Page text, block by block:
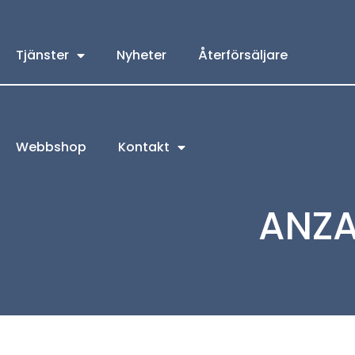
Tjänster Nyheter Återförsäljare
Webbshop Kontakt